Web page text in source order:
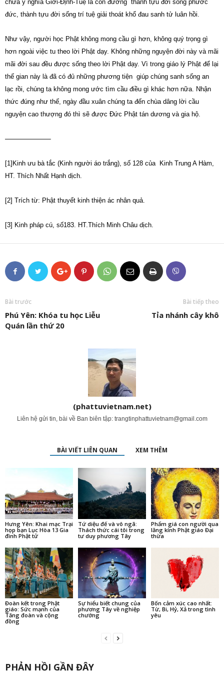
chứa ý nghĩa Giới-Định-Tuệ là con đường thành tựu đời sống phước
đức, thành tựu đời sống trí tuệ giải thoát khổ đau sanh tử luân hồi.
Như vậy, người học Phật không mong cầu gì hơn, không quý trọng gì
hơn ngoài việc tu theo lời Phật dạy. Không những nguyện đời này và mãi
mãi đời sau đều được sống theo lời Phật dạy. Vì trong giáo lý Phật để lại
thế gian này là đã có đủ những phương tiện giúp chúng sanh sống an
lạc rồi, chúng ta không mong ước tìm cầu điều gì khác hơn nữa. Nhận
thức đúng như thế, ngày đầu xuân chúng ta đến chùa dâng lời cầu
nguyện cao thượng đó thì sẽ được Đức Phật tán dương và gia hộ.
——————–
[1]Kinh ưu bà tắc (Kinh người áo trắng), số 128 của Kinh Trung A Hàm,
HT. Thích Nhất Hạnh dịch.
[2] Trích từ: Phật thuyết kinh thiện ác nhân quả.
[3] Kinh pháp cú, số183. HT.Thích Minh Châu dịch.
Bài trước
Phú Yên: Khóa tu học Liễu
Quán lần thứ 20
Bài tiếp theo
Tỉa nhánh cây khô
(phattuvietnam.net)
Liên hệ gửi tin, bài về Ban biên tập: trangtinphattuvietnam@gmail.com
BÀI VIẾT LIÊN QUAN XEM THÊM
Hưng Yên: Khai mạc Trại
họp bạn Lục Hòa 13 Gia
đình Phật tử
Tứ diệu đế và vô ngã:
Thách thức cái tôi trong
tư duy phương Tây
Phẩm giá con người qua
lăng kính Phật giáo Đại
thừa
Đoàn kết trong Phật
giáo: Sức mạnh của
Tăng đoàn và cộng
đồng
Sự hiểu biết chung của
phương Tây về nghiệp
chướng
Bốn cảm xúc cao nhất:
Từ, Bi, Hỷ, Xả trong tình
yêu
PHẢN HỒI GẦN ĐÂY